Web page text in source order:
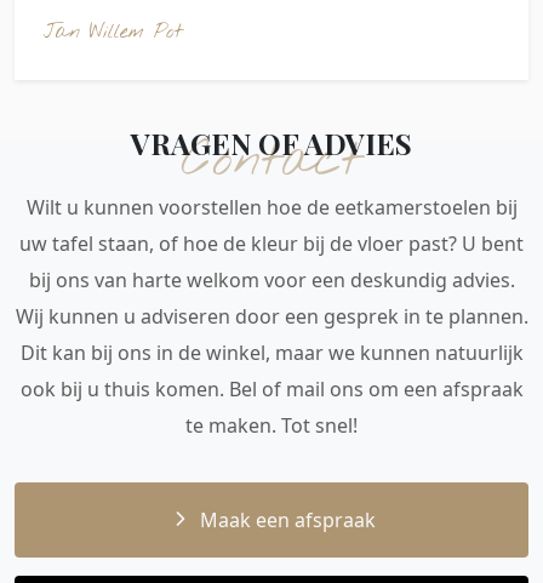
Jan Willem Pot
Contact
VRAGEN OF ADVIES
Wilt u kunnen voorstellen hoe de eetkamerstoelen bij
uw tafel staan, of hoe de kleur bij de vloer past? U bent
bij ons van harte welkom voor een deskundig advies.
Wij kunnen u adviseren door een gesprek in te plannen.
Dit kan bij ons in de winkel, maar we kunnen natuurlijk
ook bij u thuis komen. Bel of mail ons om een afspraak
te maken. Tot snel!
Maak een afspraak